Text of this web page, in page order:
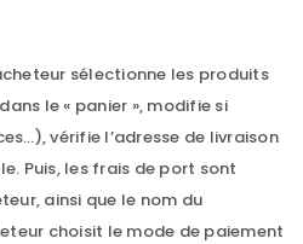
sélectionne les produits
le « panier », modifie si
vérifie l’adresse de livraison
Puis, les frais de port sont
ainsi que le nom du
choisit le mode de paiement